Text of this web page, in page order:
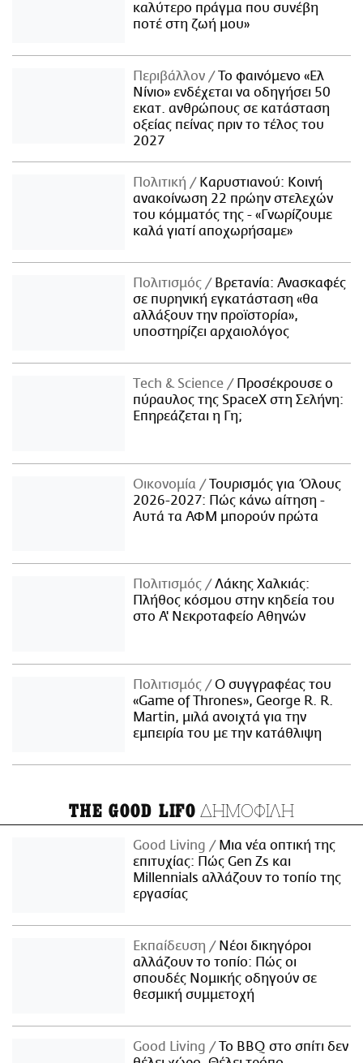
καλύτερο πράγμα που συνέβη
ποτέ στη ζωή μου»
Περιβάλλον
Το φαινόμενο «Ελ
Νίνιο» ενδέχεται να οδηγήσει 50
εκατ. ανθρώπους σε κατάσταση
οξείας πείνας πριν το τέλος του
2027
Πολιτική
Καρυστιανού: Κοινή
ανακοίνωση 22 πρώην στελεχών
του κόμματός της - «Γνωρίζουμε
καλά γιατί αποχωρήσαμε»
Πολιτισμός
Βρετανία: Ανασκαφές
σε πυρηνική εγκατάσταση «θα
αλλάξουν την προϊστορία»,
υποστηρίζει αρχαιολόγος
Τech & Science
Προσέκρουσε ο
πύραυλος της SpaceX στη Σελήνη:
Επηρεάζεται η Γη;
Οικονομία
Τουρισμός για Όλους
2026-2027: Πώς κάνω αίτηση -
Αυτά τα ΑΦΜ μπορούν πρώτα
Πολιτισμός
Λάκης Χαλκιάς:
Πλήθος κόσμου στην κηδεία του
στο Α' Νεκροταφείο Αθηνών
Πολιτισμός
Ο συγγραφέας του
«Game of Thrones», George R. R.
Martin, μιλά ανοιχτά για την
εμπειρία του με την κατάθλιψη
THE GOOD LIFO ΔΗΜΟΦΙΛΗ
Good Living
Μια νέα οπτική της
επιτυχίας: Πώς Gen Zs και
Millennials αλλάζουν το τοπίο της
εργασίας
Εκπαίδευση
Νέοι δικηγόροι
αλλάζουν το τοπίο: Πώς οι
σπουδές Νομικής οδηγούν σε
θεσμική συμμετοχή
Good Living
Το BBQ στο σπίτι δεν